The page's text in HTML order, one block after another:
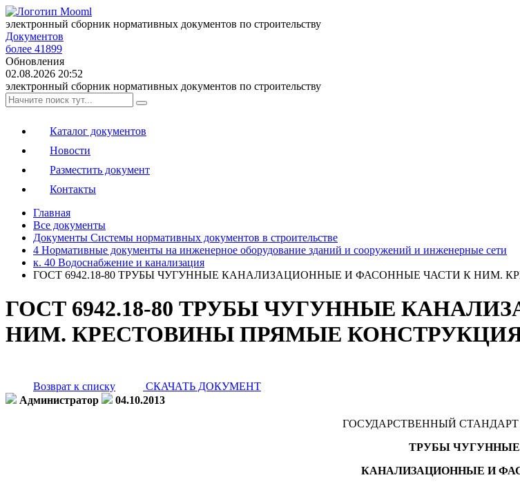
электронный сборник нормативных документов по строительству
Документов
более 41899
Обновления
02.08.2026 20:52
электронный сборник нормативных документов по строительству
Каталог документов
Новости
Разместить документ
Контакты
Главная
Все документы
Документы Системы нормативных документов в строительстве
4 Нормативные документы на инженерное оборудование зданий и сооружений и инженерные сети
к. 40 Водоснабжение и канализация
ГОСТ 6942.18-80 ТРУБЫ ЧУГУННЫЕ КАНАЛИЗАЦИОННЫЕ И ФАСОННЫЕ ЧАСТИ К НИМ.
ГОСТ 6942.18-80 ТРУБЫ ЧУГУННЫЕ
НИМ. КРЕСТОВИНЫ ПРЯМЫЕ
Возврат к списку
СКАЧАТЬ ДОКУМЕНТ
Администратор
04.10.2013
ГОСУДАРСТВЕННЫЙ
ТРУБЫ ЧУГУННЫЕ
КАНАЛИЗАЦИОННЫЕ И